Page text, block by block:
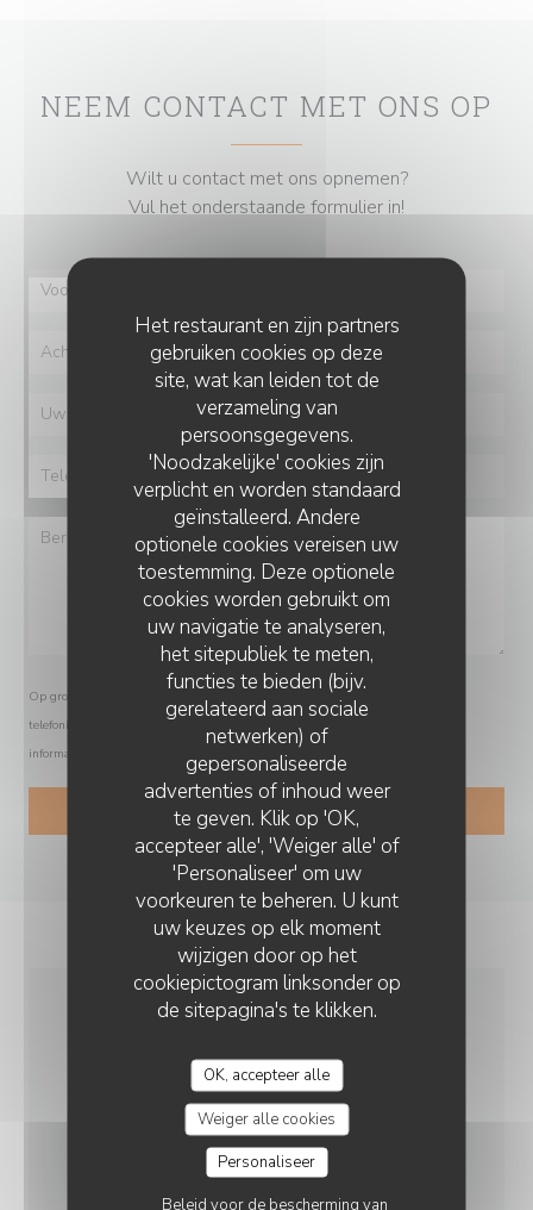
Het restaurant en zijn partners
gebruiken cookies op deze
site, wat kan leiden tot de
verzameling van
persoonsgegevens.
'Noodzakelijke' cookies zijn
verplicht en worden standaard
geïnstalleerd. Andere
optionele cookies vereisen uw
toestemming. Deze optionele
cookies worden gebruikt om
uw navigatie te analyseren,
het sitepubliek te meten,
functies te bieden (bijv.
gerelateerd aan sociale
netwerken) of
gepersonaliseerde
advertenties of inhoud weer
te geven. Klik op 'OK,
accepteer alle', 'Weiger alle' of
'Personaliseer' om uw
voorkeuren te beheren. U kunt
uw keuzes op elk moment
wijzigen door op het
cookiepictogram linksonder op
de sitepagina's te klikken.
OK, accepteer alle
Weiger alle cookies
Personaliseer
Beleid voor de bescherming van
NEEM CONTACT MET ONS OP
Wilt u contact met ons opnemen?
Vul het onderstaande formulier in!
Op grond van de privacywetgeving heeft u het recht om u af te melden voor
telefonische marketing via het Bel-me-niet Register:
bel-me-niet.nl
informatie over hoe wij uw gegevens verwerken, zie ons privacybeleid
INFORMATIE
KEUKEN
Eigengemaakt, vers product, Traditioneel Frans
CHEZ GRAND-MÈRE